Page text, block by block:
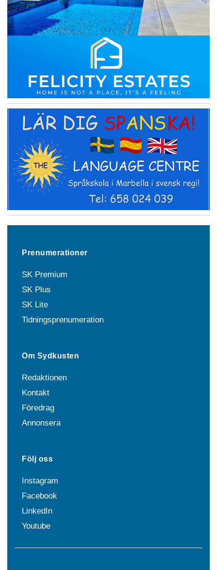
Prenumerationer
SK Premium
SK Plus
SK Lite
Tidningsprenumeration
Om Sydkusten
Redaktionen
Kontakt
Föredrag
Annonsera
Följ oss
Instagram
Facebook
LinkedIn
Youtube